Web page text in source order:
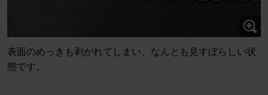
表面のめっきも剥がれてしまい、なんとも見すぼらしい状
態です。